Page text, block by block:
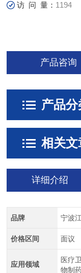
访 问 量： 1194
产品咨询
产品分
相关文
详细介绍
品牌 宁波
价格区间 面议
应用领域
医疗
物制